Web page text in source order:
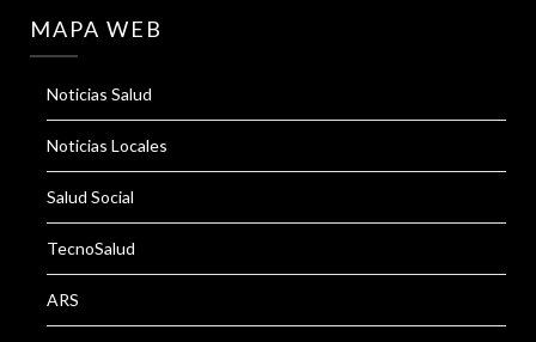
MAPA WEB
Noticias Salud
Noticias Locales
Salud Social
TecnoSalud
ARS